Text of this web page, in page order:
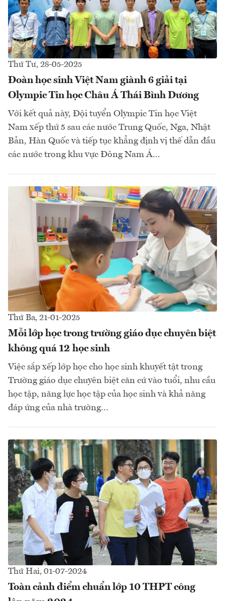
Thứ Tư, 28-05-2025
Đoàn học sinh Việt Nam giành 6 giải tại
Olympic Tin học Châu Á Thái Bình Dương
Với kết quả này, Đội tuyển Olympic Tin học Việt
Nam xếp thứ 5 sau các nước Trung Quốc, Nga, Nhật
Bản, Hàn Quốc và tiếp tục khẳng định vị thế dẫn đầu
các nước trong khu vực Đông Nam Á...
Thứ Ba, 21-01-2025
Mỗi lớp học trong trường giáo dục chuyên biệt
không quá 12 học sinh
Việc sắp xếp lớp học cho học sinh khuyết tật trong
Trường giáo dục chuyên biệt căn cứ vào tuổi, nhu cầu
học tập, năng lực học tập của học sinh và khả năng
đáp ứng của nhà trường...
Thứ Hai, 01-07-2024
Toàn cảnh điểm chuẩn lớp 10 THPT công